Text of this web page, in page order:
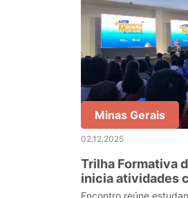
Minas Gerais
02.12.2025
Trilha Formativa
inicia atividades
intercultural e
Encontro reúne